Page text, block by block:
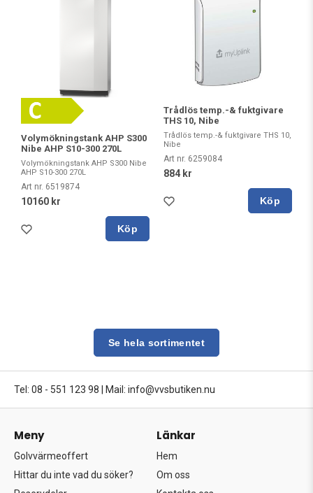
Volymökningstank AHP S300
Nibe AHP S10-300 270L
Volymökningstank AHP S300 Nibe
AHP S10-300 270L
Art nr. 6519874
10160 kr
Köp
Trådlös temp.-& fuktgivare
THS 10, Nibe
Trådlös temp.-& fuktgivare THS 10,
Nibe
Art nr. 6259084
884 kr
Köp
Se hela sortimentet
Tel: 08 - 551 123 98 | Mail: info@vvsbutiken.nu
Meny
Golvvärmeoffert
Hittar du inte vad du söker?
Länkar
Hem
Om oss